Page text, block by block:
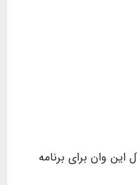
این وان برای برنامه